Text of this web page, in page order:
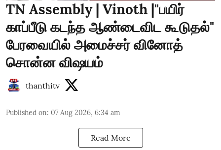
TN Assembly | Vinoth |"பயிர்
காப்பீடு கடந்த ஆண்டைவிட கூடுதல்"
பேரவையில் அமைச்சர் வினோத்
சொன்ன விஷயம்
thanthitv
Published on: 07 Aug 2026, 6:34 am
Read More